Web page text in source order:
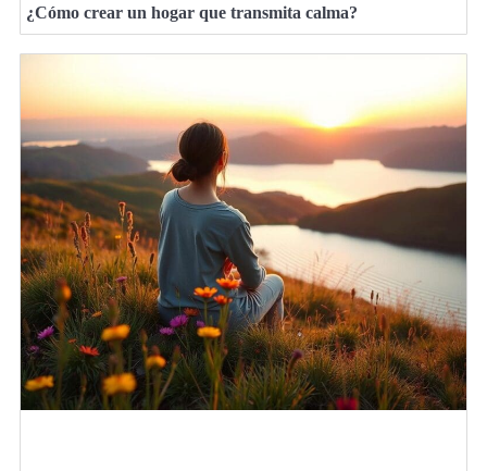
¿Cómo crear un hogar que transmita calma?